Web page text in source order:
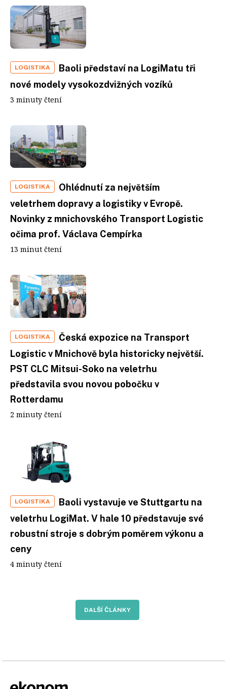
LOGISTIKA
Baoli představí na LogiMatu tři
nové modely vysokozdvižných vozíků
3 minuty čtení
LOGISTIKA
Ohlédnutí za největším
veletrhem dopravy a logistiky v Evropě.
Novinky z mnichovského Transport Logistic
očima prof. Václava Cempírka
13 minut čtení
LOGISTIKA
Česká expozice na Transport
Logistic v Mnichově byla historicky největší.
PST CLC Mitsui-Soko na veletrhu
představila svou novou pobočku v
Rotterdamu
2 minuty čtení
LOGISTIKA
Baoli vystavuje ve Stuttgartu na
veletrhu LogiMat. V hale 10 představuje své
robustní stroje s dobrým poměrem výkonu a
ceny
4 minuty čtení
DALŠÍ ČLÁNKY